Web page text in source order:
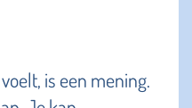
is een mening.